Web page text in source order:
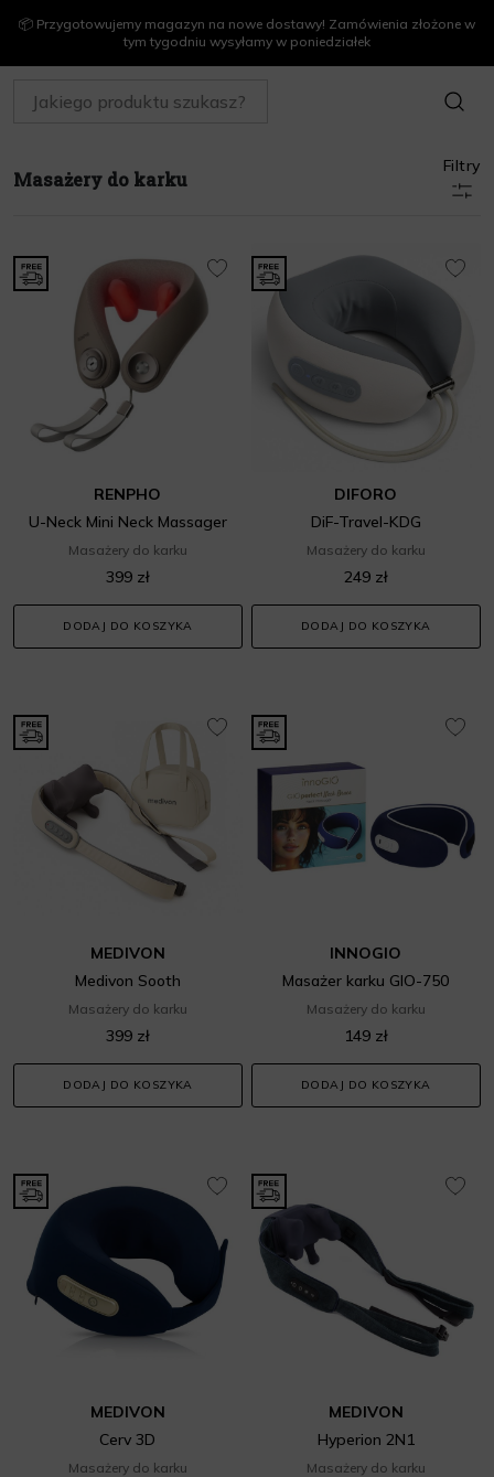
📦 Przygotowujemy magazyn na nowe dostawy! Zamówienia złożone w
tym tygodniu wysyłamy w poniedziałek
SZUKAJ
Masażery do karku
Filtry
RENPHO
U-Neck Mini Neck Massager
Masażery do karku
399 zł
DODAJ DO KOSZYKA
DIFORO
DiF-Travel-KDG
Masażery do karku
249 zł
DODAJ DO KOSZYKA
MEDIVON
Medivon Sooth
Masażery do karku
399 zł
DODAJ DO KOSZYKA
INNOGIO
Masażer karku GIO-750
Masażery do karku
149 zł
DODAJ DO KOSZYKA
MEDIVON
Cerv 3D
Masażery do karku
MEDIVON
Hyperion 2N1
Masażery do karku